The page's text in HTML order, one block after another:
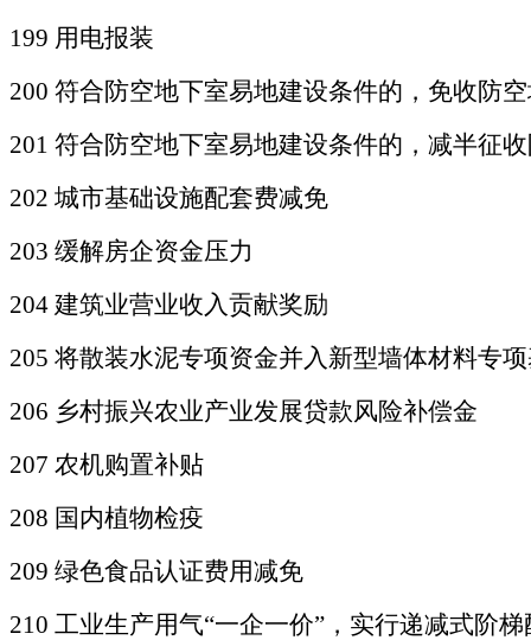
199 用电报装
200 符合防空地下室易地建设条件的，免收防
201 符合防空地下室易地建设条件的，减半征
202 城市基础设施配套费减免
203 缓解房企资金压力
204 建筑业营业收入贡献奖励
205 将散装水泥专项资金并入新型墙体材料专
206 乡村振兴农业产业发展贷款风险补偿金
207 农机购置补贴
208 国内植物检疫
209 绿色食品认证费用减免
210 工业生产用气“一企一价”，实行递减式阶